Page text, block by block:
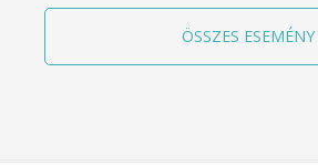
ÖSSZES ESEMÉNY